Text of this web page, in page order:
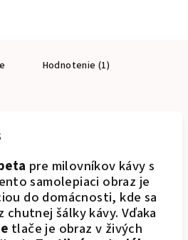
Hodnotenie (1)
pre milovníkov kávy s
samolepiaci obraz je
do domácnosti, kde sa
chutnej šálky kávy. Vďaka
tlače je obraz v živých